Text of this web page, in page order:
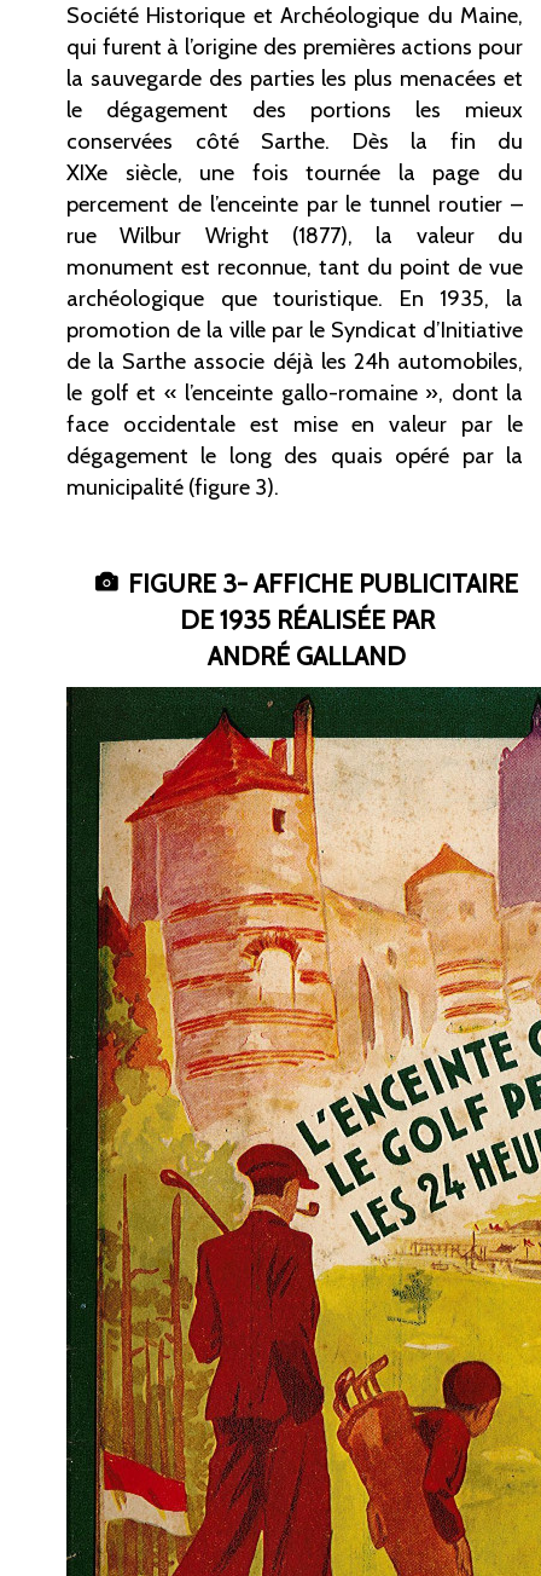
Société Historique et Archéologique du Maine,
qui furent à l’origine des premières actions pour
la sauvegarde des parties les plus menacées et
le dégagement des portions les mieux
conservées côté Sarthe. Dès la fin du
XIXe
siècle, une fois tournée la page du
percement de l’enceinte par le tunnel routier –
rue Wilbur
Wright (1877), la valeur du
monument est reconnue, tant du point de vue
archéologique que touristique. En 1935, la
promotion de la ville par le Syndicat d’Initiative
de la Sarthe associe déjà les 24h automobiles,
le golf et « l’enceinte gallo-romaine », dont la
face occidentale est mise en valeur par le
dégagement le long des quais opéré par la
municipalité (figure 3).
FIGURE 3- AFFICHE PUBLICITAIRE
DE 1935 RÉALISÉE PAR
ANDRÉ GALLAND